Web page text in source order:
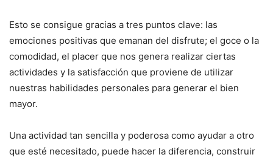
Esto se consigue gracias a tres puntos clave: las
emociones positivas que emanan del disfrute; el goce o la
comodidad, el placer que nos genera realizar ciertas
actividades y la satisfacción que proviene de utilizar
nuestras habilidades personales para generar el bien
mayor.
Una actividad tan sencilla y poderosa como ayudar a otro
que esté necesitado, puede hacer la diferencia, construir